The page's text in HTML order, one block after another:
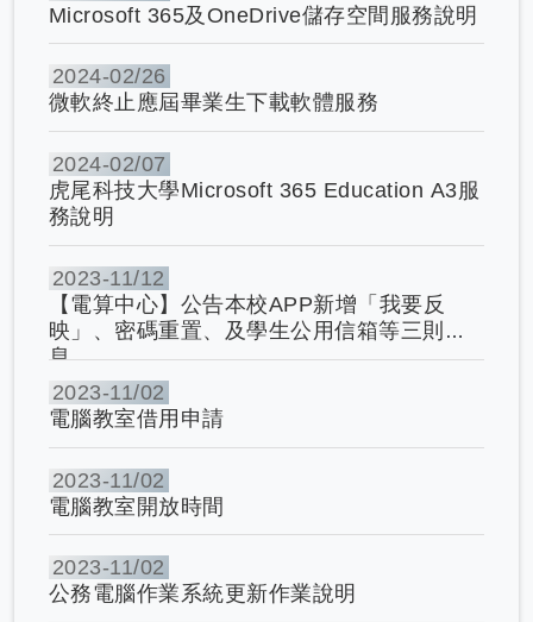
Microsoft 365及OneDrive儲存空間服務說明
2024-02/26
微軟終止應屆畢業生下載軟體服務
2024-02/07
虎尾科技大學Microsoft 365 Education A3服
務說明
2023-11/12
【電算中心】公告本校APP新增「我要反
映」、密碼重置、及學生公用信箱等三則訊
息
2023-11/02
電腦教室借用申請
2023-11/02
電腦教室開放時間
2023-11/02
公務電腦作業系統更新作業說明